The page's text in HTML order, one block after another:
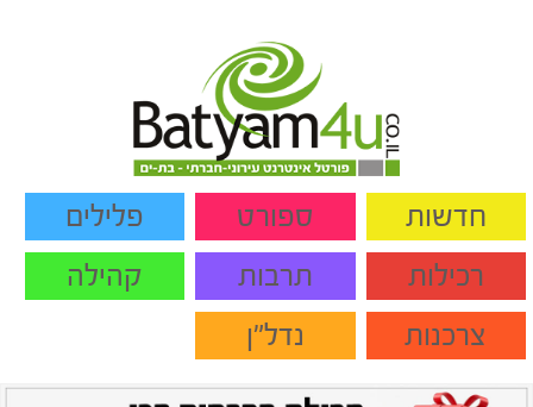
חדשות ספורט
פלילים
רכילות
תרבות
קהילה
צרכנות
נדל"ן